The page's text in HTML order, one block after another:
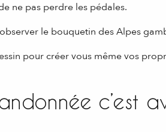
ne pas perdre les pédales.
le bouquetin des Alpes
pour créer vous même vos
c’est